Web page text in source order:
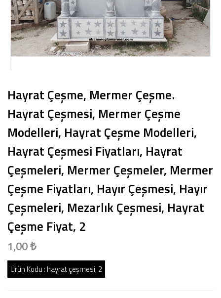
Hayrat Çeşme, Mermer Çeşme.
Hayrat Çeşmesi, Mermer Çeşme
Modelleri, Hayrat Çeşme Modelleri,
Hayrat Çeşmesi Fiyatları, Hayrat
Çeşmeleri, Mermer Çeşmeler, Mermer
Çeşme Fiyatları, Hayır Çeşmesi, Hayır
Çeşmeleri, Mezarlık Çeşmesi, Hayrat
Çeşme Fiyat, 2
1,00 ₺
Ürün Kodu : hayrat çeşmesi, 2